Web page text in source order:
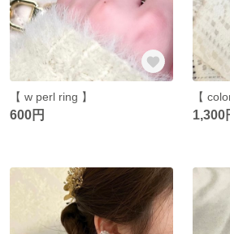
【 w perl ring 】
600円
【
1,300